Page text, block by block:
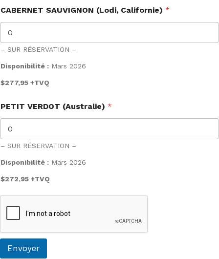
CABERNET SAUVIGNON (Lodi, Californie) *
– SUR RÉSERVATION –
Disponibilité : Mars 2026
$277,95 +TVQ
PETIT VERDOT (Australie) *
– SUR RÉSERVATION –
Disponibilité : Mars 2026
$272,95 +TVQ
Envoyer